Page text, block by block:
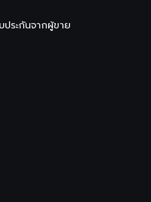
ระกันจากผู้ขาย